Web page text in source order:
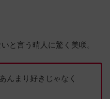
と言う晴人に驚く美咲。
んまり好きじゃなく